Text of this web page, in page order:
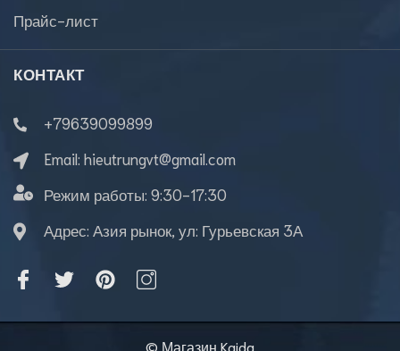
Прайс-лист
КОНТАКТ
+79639099899
Email: hieutrungvt@gmail.com
Режим работы: 9:30-17:30
Адрес: Азия рынок, ул: Гурьевская 3А
© Магазин Kaida